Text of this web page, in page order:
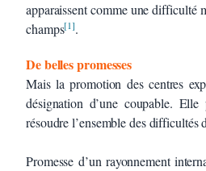
apparaissent comme une difficulté
champs[1].
De belles promesses
Mais la promotion des centres
désignation d’une coupable.
résoudre l’ensemble des difficultés
Promesse d’un rayonnement